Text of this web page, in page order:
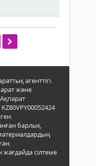
агенттігі.
және
барлық
сілтеме